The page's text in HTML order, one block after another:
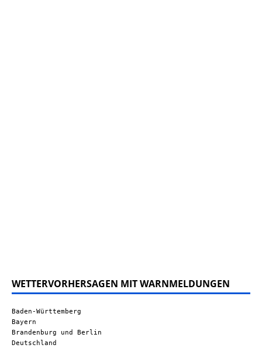
WETTERVORHERSAGEN MIT WARNMELDUNGEN
Baden-Württemberg
Bayern
Brandenburg und Berlin
Deutschland